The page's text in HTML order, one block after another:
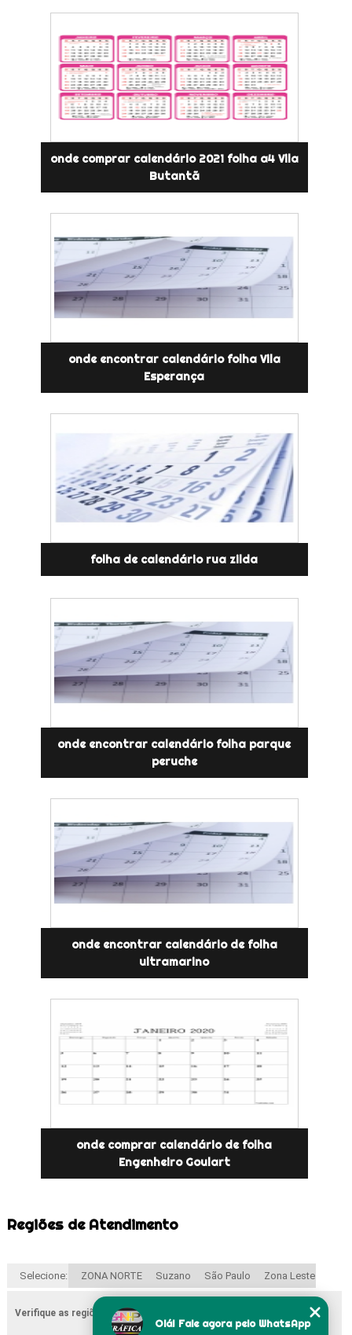
onde comprar calendário 2021 folha a4 Vila
Butantã
onde encontrar calendário folha Vila
Esperança
folha de calendário rua zilda
onde encontrar calendário folha parque
peruche
onde encontrar calendário de folha
ultramarino
onde comprar calendário de folha
Engenheiro Goulart
Regiões de Atendimento
Selecione: ZONA NORTE Suzano São Paulo Zona Leste
Verifique as regiões que atendemos
Olá! Fale agora pelo WhatsApp